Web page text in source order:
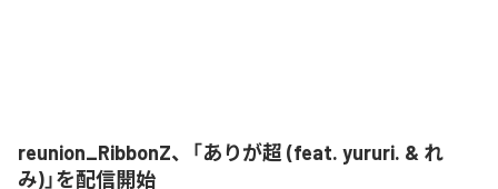
reunion_RibbonZ、「ありが超 (feat. yururi. & れ
み)」を配信開始